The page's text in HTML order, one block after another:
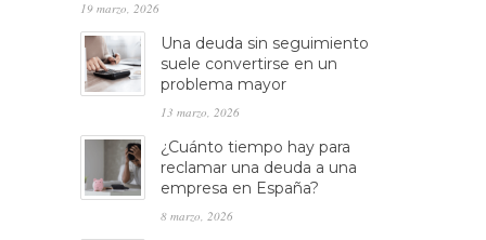
19 marzo, 2026
Una deuda sin seguimiento
suele convertirse en un
problema mayor
13 marzo, 2026
¿Cuánto tiempo hay para
reclamar una deuda a una
empresa en España?
8 marzo, 2026